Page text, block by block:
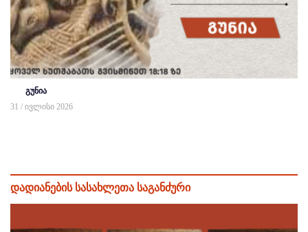
გუნია
31 / ივლისი 2026
დადიანების სასახლეთა საგანძური